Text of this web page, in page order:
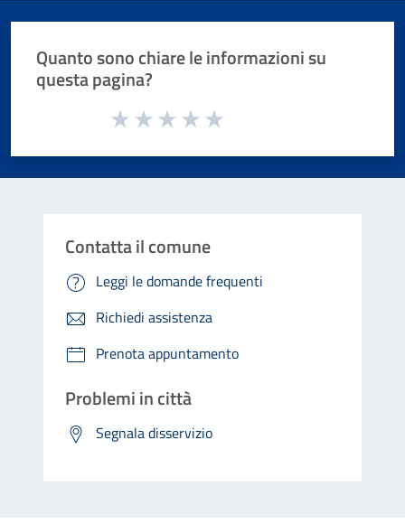
Quanto sono chiare le informazioni su
questa pagina?
Valuta da 1 a 5 stelle la pagina
Contatta il comune
Leggi le domande frequenti
Richiedi assistenza
Prenota appuntamento
Problemi in città
Segnala disservizio